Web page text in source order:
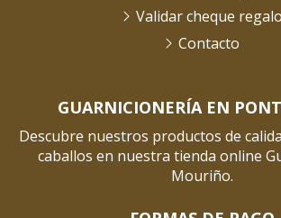
GUARNICIONERÍA EN
Descubre nuestros productos de
caballos en nuestra tienda online
Mouriño.
Validar cheque regalo
Contacto